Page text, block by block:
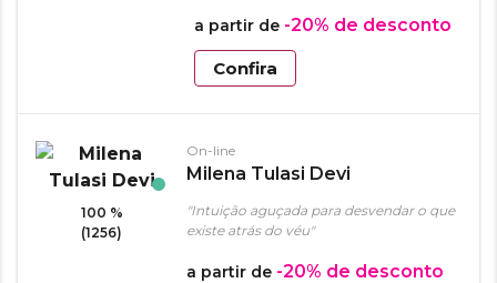
a partir de -20% de desconto
Confira
100 %
(1256)
On-line
Milena Tulasi Devi
"Intuição aguçada para desvendar o que
existe atrás do véu"
a partir de -20% de desconto